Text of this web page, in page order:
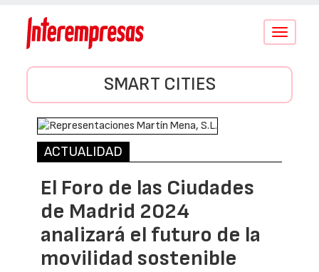
Conmutar
SMART CITIES
ACTUALIDAD
El Foro de las Ciudades
de Madrid 2024
analizará el futuro de la
movilidad sostenible